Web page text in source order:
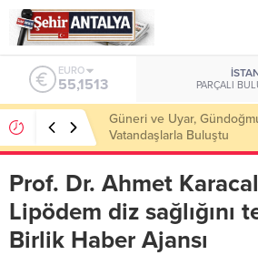
ALTIN
6.635,91 PARÇALI
Kıbrıs’ta Keçiboynuzu
Gerçekleştirildi
Prof. Dr. Ahmet
Lipödem diz sağlığını
Birlik Haber Ajansı